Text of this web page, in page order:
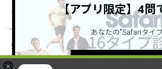
×
ショッピングガイド
会社概要・規約
【アプリ限定】4問
あなたの"Safariタイ
詳しくはこちら